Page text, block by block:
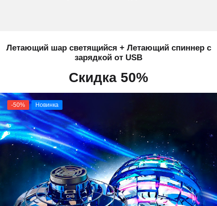
Летающий шар светящийся + Летающий спиннер с
зарядкой от USB
Скидка 50%
-50% Новинка